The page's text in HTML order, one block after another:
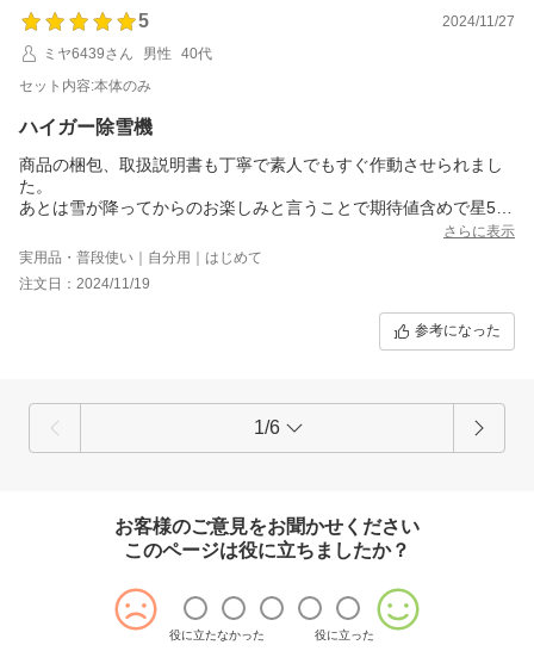
5
2024/11/27
ミヤ6439さん
男性
40代
セット内容:本体のみ
ハイガー除雪機
商品の梱包、取扱説明書も丁寧で素人でもすぐ作動させられまし
た。
あとは雪が降ってからのお楽しみと言うことで期待値含めで星5で
さらに表示
実用品・普段使い｜自分用｜はじめて
注文日：2024/11/19
参考になった
1/6
お客様のご意見をお聞かせください
このページは役に立ちましたか？
役に立たなかった 役に立った